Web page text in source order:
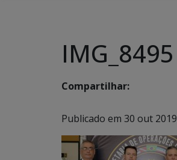
IMG_8495
Compartilhar:
Publicado em 30 out 2019